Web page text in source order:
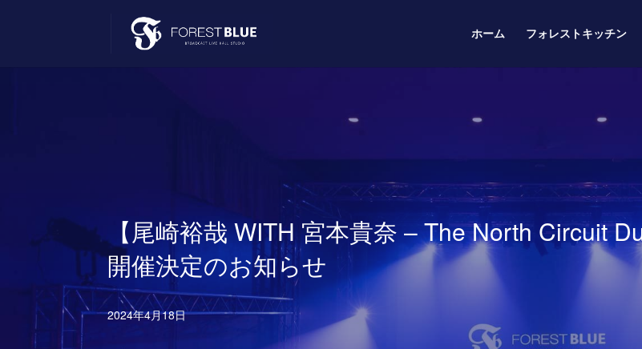
ホーム フォレストキッチン
【尾崎裕哉 WITH 宮本貴奈 – The North Circuit
開催決定のお知らせ
2024年4月18日